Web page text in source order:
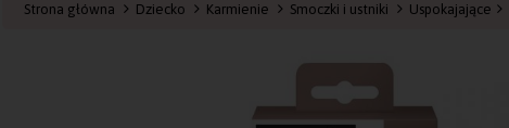
Strona główna Dziecko Karmienie Smoczki i ustniki Uspokajające